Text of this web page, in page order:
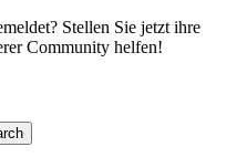
Stellen Sie jetzt ihre
Community helfen!